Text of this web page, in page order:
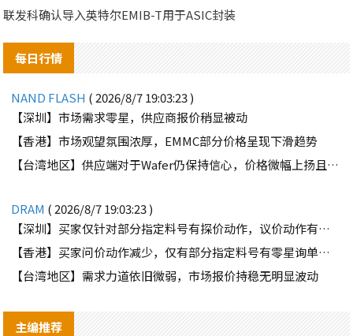
联发科确认导入英特尔EMIB-T用于ASIC封装
每日行情
NAND FLASH ( 2026/8/7 19:03:23 )
【深圳】市场需求零星，供应商报价稍显被动
【香港】市场观望氛围浓厚，EMMC部分价格呈现下滑趋势
【台湾地区】供应端对于Wafer仍保持信心，价格微幅上扬且惜售态度不变
DRAM ( 2026/8/7 19:03:23 )
【深圳】买家仅针对部分指定料号有探价动作，议价动作有所减少
【香港】买家问价动作减少，仅有部分指定料号有零星询单动作
【台湾地区】需求力道依旧微弱，市场报价持稳无明显波动
主编推荐